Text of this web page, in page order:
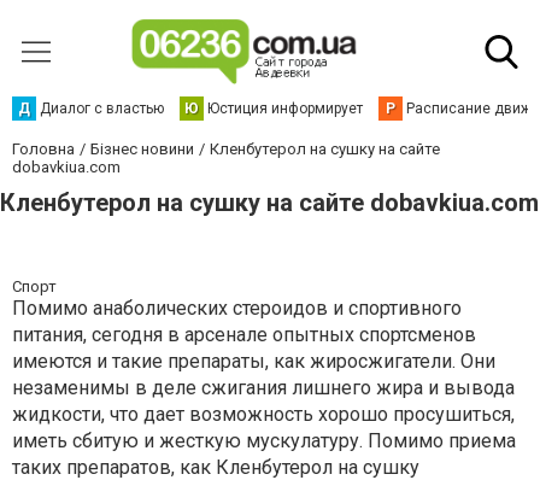
Д Диалог с властью Ю Юстиция информирует Р Расписание
Головна Бізнес новини
Кленбутерол на сушку на сайте
dobavkiua.com
Кленбутерол на сушку на сайте dobavkiua.com
Спорт
Помимо анаболических стероидов и спортивного
питания, сегодня в арсенале опытных спортсменов
имеются и такие препараты, как жиросжигатели. Они
незаменимы в деле сжигания лишнего жира и вывода
жидкости, что дает возможность хорошо просушиться,
иметь сбитую и жесткую мускулатуру. Помимо приема
таких препаратов, как Кленбутерол на сушку